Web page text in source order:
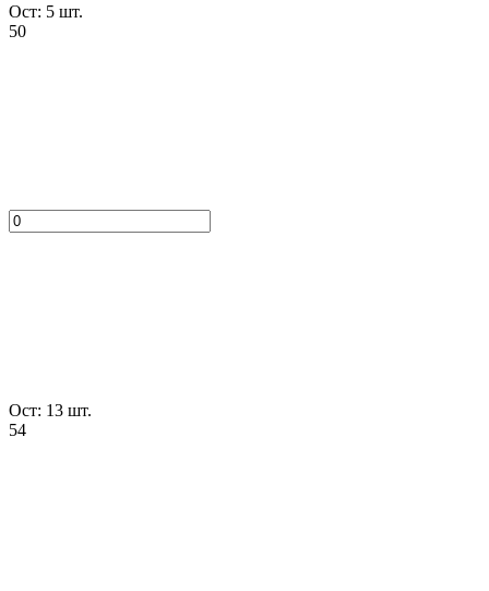
Ост: 5 шт.
50
Ост: 13 шт.
54